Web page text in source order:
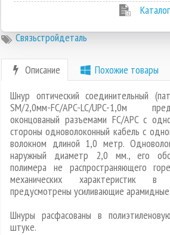
Каталог
Связьстройдеталь
Описание
Похожие товары
Шнур оптический соединительный
SM/2,0мм-FC/APC-LC/UPC-1,0м
оконцованый разъемами FC/APC с
стороны одноволоконный кабель с
волокном длиной 1,0 метр.
наружный диаметр 2,0 мм., его
полимера не распространяющего
механических характеристик в
предусмотрены усиливающие
Шнуры расфасованы в
штуке.